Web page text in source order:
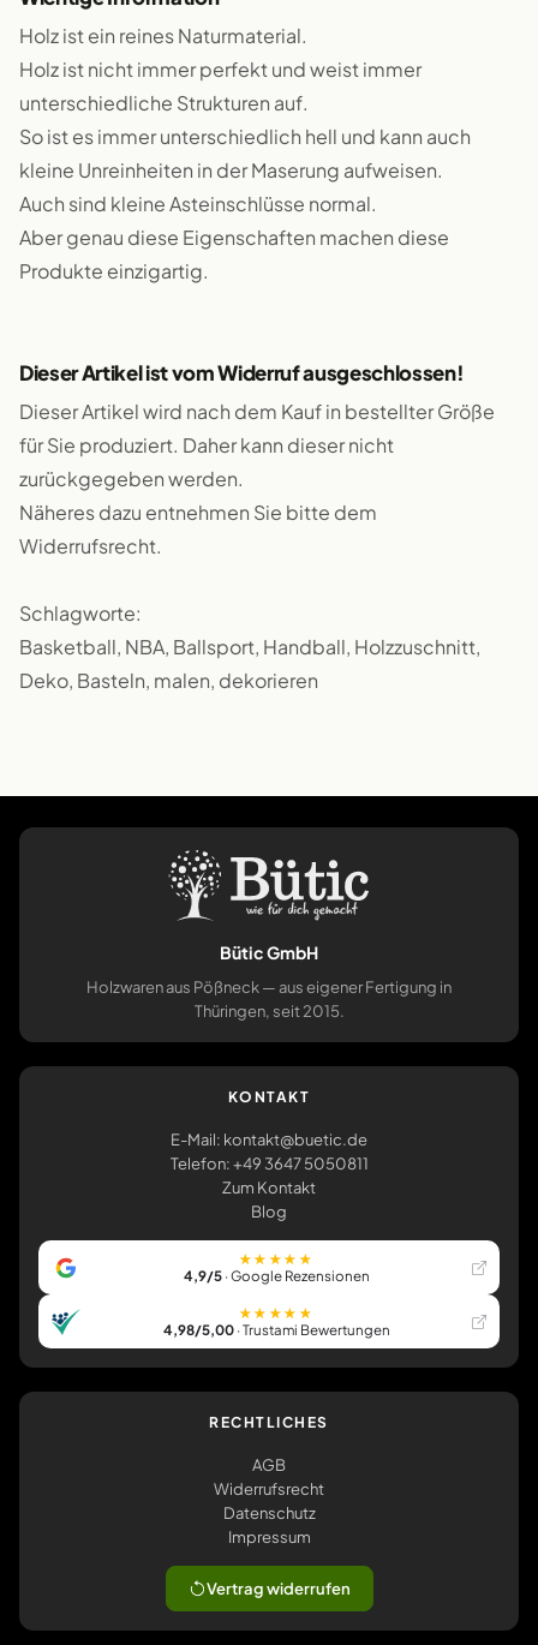
Holz ist ein reines Naturmaterial.
Holz ist nicht immer perfekt und weist immer
unterschiedliche Strukturen auf.
So ist es immer unterschiedlich hell und kann auch
kleine Unreinheiten in der Maserung aufweisen.
Auch sind kleine Asteinschlüsse normal.
Aber genau diese Eigenschaften machen diese
Produkte einzigartig.
Dieser Artikel ist vom Widerruf ausgeschlossen!
Dieser Artikel wird nach dem Kauf in bestellter Größe
für Sie produziert. Daher kann dieser nicht
zurückgegeben werden.
Näheres dazu entnehmen Sie bitte dem
Widerrufsrecht.
Schlagworte:
Basketball, NBA, Ballsport, Handball, Holzzuschnitt,
Deko, Basteln, malen, dekorieren
Bütic GmbH
Holzwaren aus Pößneck — aus eigener Fertigung in
Thüringen, seit 2015.
KONTAKT
E-Mail: kontakt@buetic.de
Telefon: +49 3647 5050811
Zum Kontakt
Blog
★★★★★
4,9/5· Google Rezensionen
★★★★★
4,98/5,00· Trustami Bewertungen
RECHTLICHES
AGB
Widerrufsrecht
Datenschutz
Impressum
Vertrag widerrufen